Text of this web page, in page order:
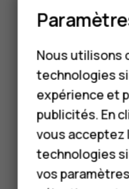
HMD
Pour
4g Les
rendre les
accessibles.
leurs batteries
Nous utilisons
technologies
expérience et
publicités. En
vous acceptez
technologies
vos